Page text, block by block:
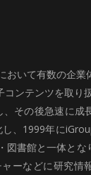
いて有数の企業
ンテンツを取り
その後急速に成
、1999年に
図書館と一体とな
ーなどに研究情